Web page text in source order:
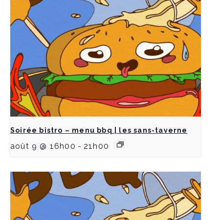
Soirée bistro – menu bbq | les sans-taverne
août 9 @ 16h00 - 21h00